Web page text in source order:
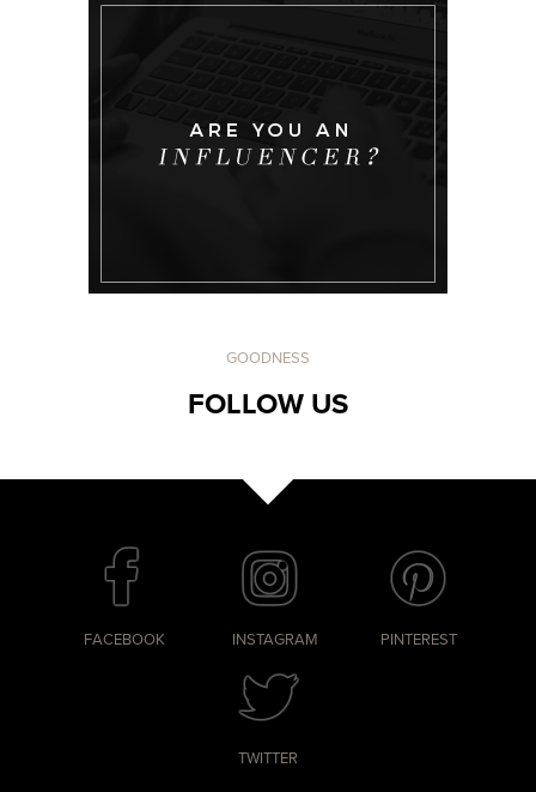
GOODNESS
FOLLOW US
FACEBOOK INSTAGRAM PINTEREST
TWITTER